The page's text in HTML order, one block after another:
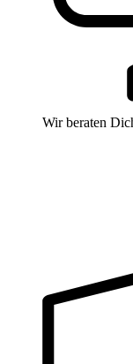
Wir beraten